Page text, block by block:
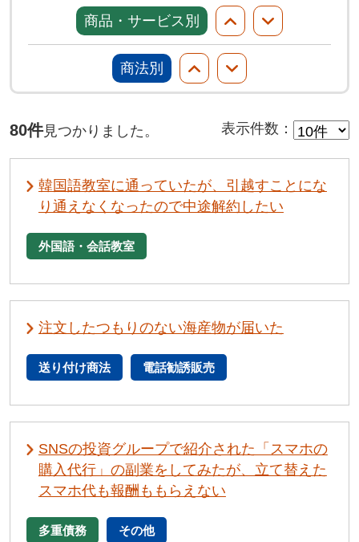
商品・サービス別
商法別
80件見つかりました。 表示件数 ：
韓国語教室に通っていたが、引越すことにな
り通えなくなったので中途解約したい
外国語・会話教室
注文したつもりのない海産物が届いた
送り付け商法 電話勧誘販売
SNSの投資グループで紹介された「スマホの
購入代行」の副業をしてみたが、立て替えた
スマホ代も報酬ももらえない
多重債務 その他